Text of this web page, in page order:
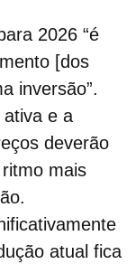
2026 “é
[dos
inversão”.
ativa e a
deverão
mais
atual fica